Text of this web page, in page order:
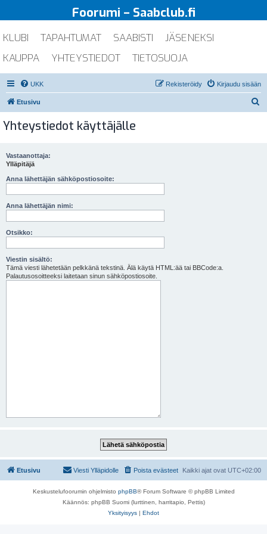
Foorumi – Saabclub.fi
KLUBI TAPAHTUMAT SAABISTI
JÄSENEKSI
KAUPPA
YHTEYSTIEDOT TIETOSUOJA
UKK Kirjaudu sisään
Rekisteröidy
Etusivu
Yhteystiedot käyttäjälle
Vastaanottaja:
Ylläpitäjä
Anna lähettäjän sähköpostiosoite:
Anna lähettäjän nimi:
Otsikko:
Viestin sisältö:
Tämä viesti lähetetään pelkkänä tekstinä. Älä käytä HTML:ää tai BBCode:a.
Palautusosoitteeksi laitetaan sinun sähköpostiosoite.
Etusivu Kaikki ajat ovat UTC+02:00
Poista evästeet
Viesti Ylläpidolle
Keskustelufoorumin ohjelmisto phpBB® Forum Software © phpBB Limited
Käännös: phpBB Suomi (lurttinen, harritapio, Pettis)
Yksityisyys | Ehdot